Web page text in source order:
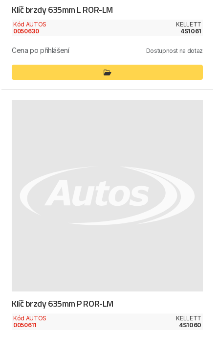
Klíč brzdy 635mm L ROR-LM
Kód AUTOS
0050630
KELLETT
4S1061
Cena po přihlášení Dostupnost na dotaz
Klíč brzdy 635mm P ROR-LM
Kód AUTOS
0050611
KELLETT
4S1060